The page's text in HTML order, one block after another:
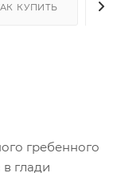
КУПИТЬ
гребенного
глади